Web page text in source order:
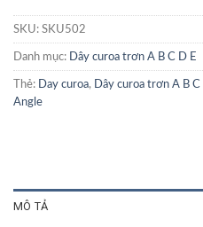
SKU: SKU502
Danh mục: Dây curoa trơn A B C D E
Thẻ: Day curoa, Dây curoa trơn A B C
Angle
MÔ TẢ